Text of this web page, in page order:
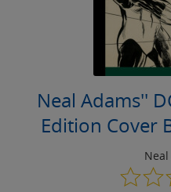
Neal Adams''
Edition Cover